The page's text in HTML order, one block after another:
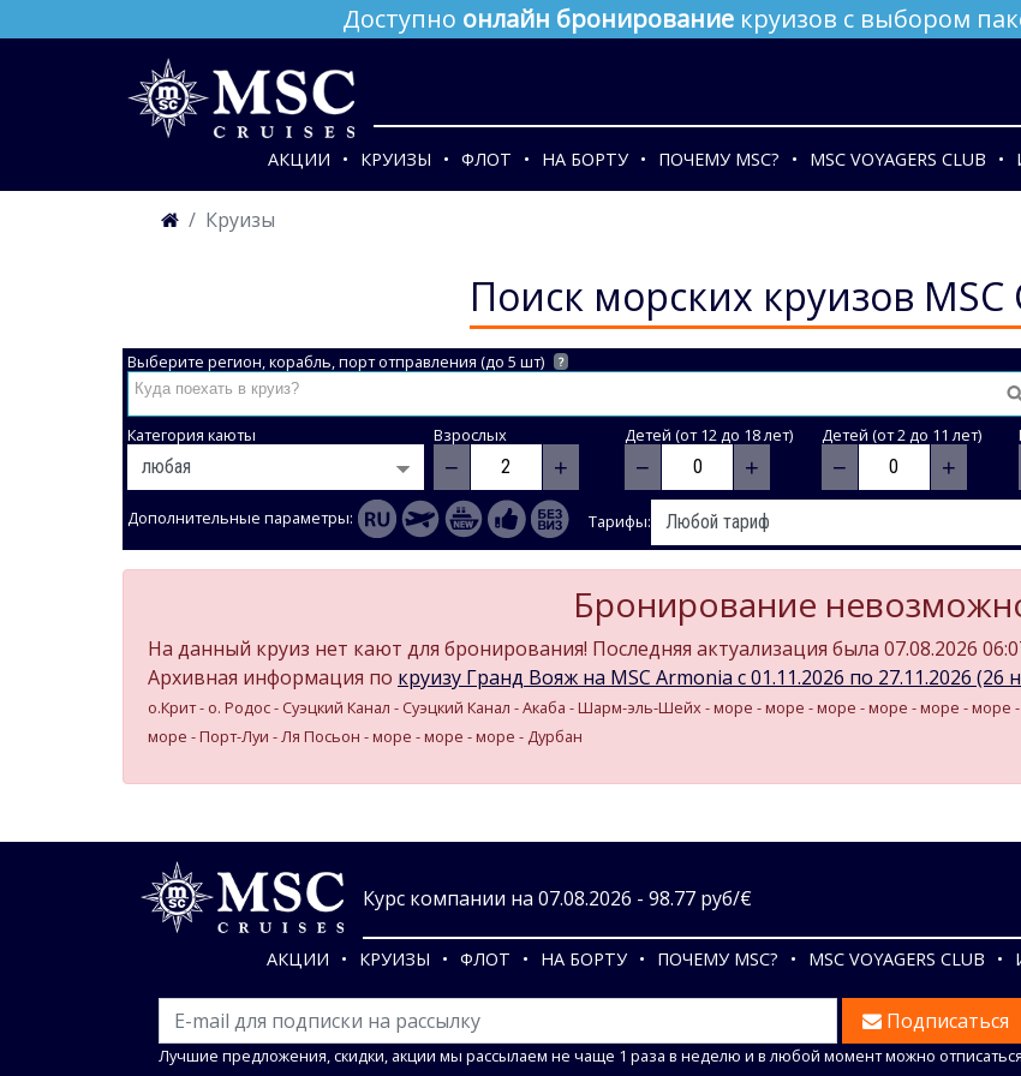
Доступно онлайн бронирование круизов с выбором
АКЦИИ КРУИЗЫ ФЛОТ НА БОРТУ ПОЧЕМУ MSC? MSC VOYAGERS CLUB
Круизы
Поиск морских круизов MSC
Выберите регион, корабль, порт отправления (до 5 шт) ?
Категория каюты Взрослых
− +
Детей (от 12 до 18 лет)
− +
Детей (от 2 до 11 лет)
− +
Дополнительные параметры: Тарифы:
Бронирование
На данный круиз нет кают для бронирования! Последняя актуализация была 07.08.2026
Архивная информация по круизу Гранд Вояж на MSC Armonia c 01.11.2026 по 27.11.2026 (26
о.Крит - о. Родос - Суэцкий Канал - Суэцкий Канал - Акаба - Шарм-эль-Шейх - море - море - море - море - море -
море - Порт-Луи - Ля Посьон - море - море - море - Дурбан
Курс компании на 07.08.2026 - 98.77 руб/€
АКЦИИ КРУИЗЫ ФЛОТ НА БОРТУ ПОЧЕМУ MSC? MSC VOYAGERS CLUB
Подписаться
Лучшие предложения, скидки, акции мы рассылаем не чаще 1 раза в неделю и в любой момент можно отписаться